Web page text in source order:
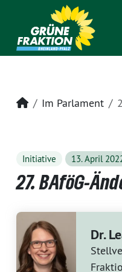
Startseite
Im Parlament
Initiative 13. April
27. BAföG-
Dr.